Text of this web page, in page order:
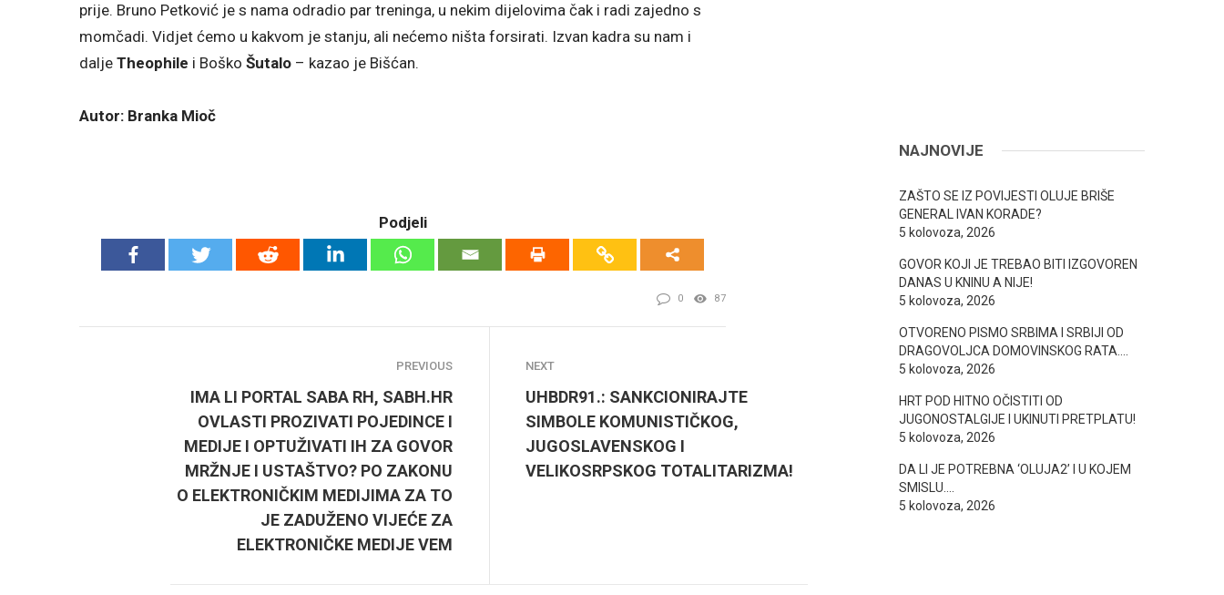
prije. Bruno Petković je s nama odradio par treninga, u nekim dijelovima čak i radi zajedno s
momčadi. Vidjet ćemo u kakvom je stanju, ali nećemo ništa forsirati. Izvan kadra su nam i
dalje Theophile i Boško Šutalo – kazao je Bišćan.
Autor: Branka Mioč
Podjeli
0 87
PREVIOUS
IMA LI PORTAL SABA RH, SABH.HR
OVLASTI PROZIVATI POJEDINCE I
MEDIJE I OPTUŽIVATI IH ZA GOVOR
MRŽNJE I USTAŠTVO? PO ZAKONU
O ELEKTRONIČKIM MEDIJIMA ZA TO
JE ZADUŽENO VIJEĆE ZA
ELEKTRONIČKE MEDIJE VEM
NEXT
UHBDR91.: SANKCIONIRAJTE
SIMBOLE KOMUNISTIČKOG,
JUGOSLAVENSKOG I
VELIKOSRPSKOG TOTALITARIZMA!
NAJNOVIJE
ZAŠTO SE IZ POVIJESTI OLUJE BRIŠE
GENERAL IVAN KORADE?
5 kolovoza, 2026
GOVOR KOJI JE TREBAO BITI IZGOVOREN
DANAS U KNINU A NIJE!
5 kolovoza, 2026
OTVORENO PISMO SRBIMA I SRBIJI OD
DRAGOVOLJCA DOMOVINSKOG RATA….
5 kolovoza, 2026
HRT POD HITNO OČISTITI OD
JUGONOSTALGIJE I UKINUTI PRETPLATU!
5 kolovoza, 2026
DA LI JE POTREBNA ‘OLUJA2’ I U KOJEM
SMISLU….
5 kolovoza, 2026